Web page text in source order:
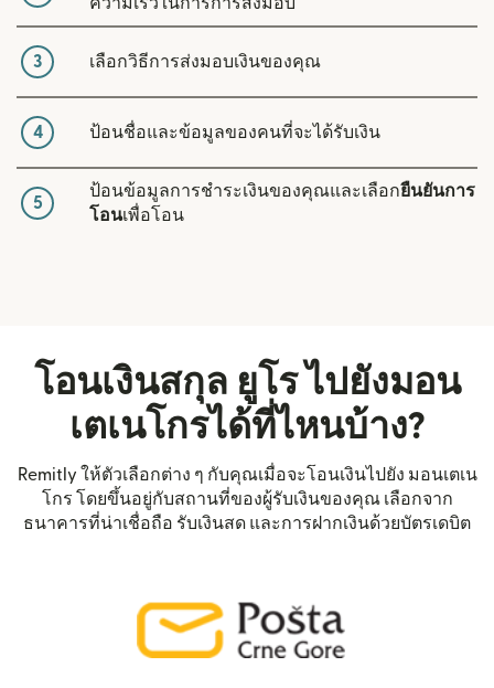
3 เลือกวิธีการส่งมอบเงินของคุณ
4 ป้อนชื่อและข้อมูลของคนที่จะได้รับเงิน
5
ป้อนข้อมูลการชำระเงินของคุณและเลือกยืนยันการ
โอนเพื่อโอน
โอนเงินสกุล ยูโร ไปยังมอน
เตเนโกรได้ที่ไหนบ้าง?
Remitly ให้ตัวเลือกต่าง ๆ กับคุณเมื่อจะโอนเงินไปยัง มอนเตเน
โกร โดยขึ้นอยู่กับสถานที่ของผู้รับเงินของคุณ เลือกจาก
ธนาคารที่น่าเชื่อถือ รับเงินสด และการฝากเงินด้วยบัตรเดบิต